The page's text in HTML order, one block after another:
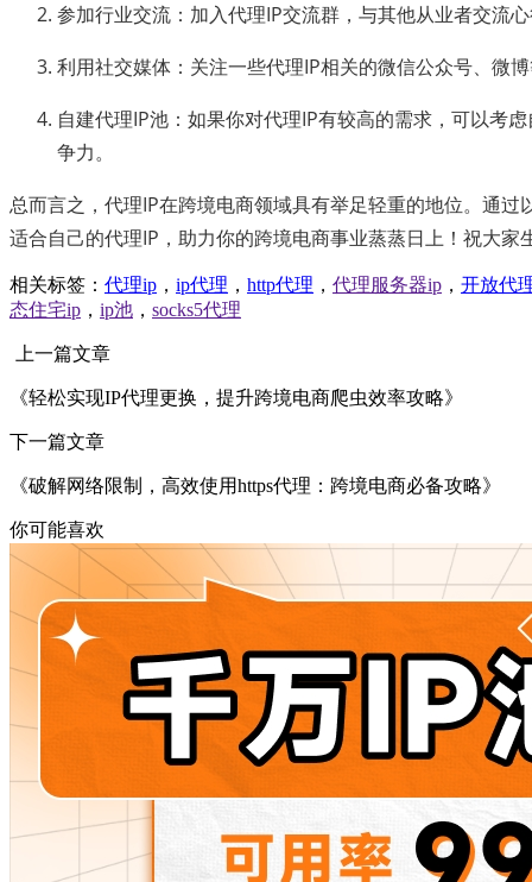
参加行业交流：加入代理IP交流群，与其他从业者交流
利用社交媒体：关注一些代理IP相关的微信公众号、微
自建代理IP池：如果你对代理IP有较高的需求，可以考
争力。
总而言之，代理IP在跨境电商领域具有举足轻重的地位。通过
适合自己的代理IP，助力你的跨境电商事业蒸蒸日上！祝大家
相关标签： 代理ip ， ip代理 ， http代理 ， 代理服务器ip ， 开放代
态住宅ip ， ip池 ， socks5代理
上一篇文章
《轻松实现IP代理更换，提升跨境电商爬虫效率攻略》
下一篇文章
《破解网络限制，高效使用https代理：跨境电商必备攻略》
你可能喜欢